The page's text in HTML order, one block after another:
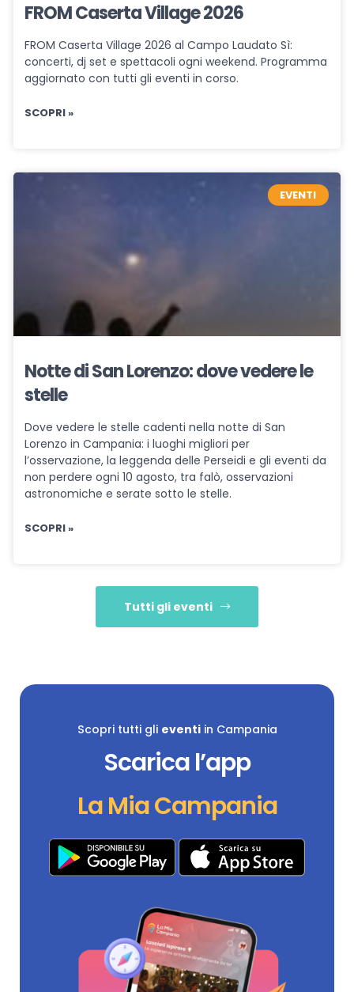
FROM Caserta Village 2026
FROM Caserta Village 2026 al Campo Laudato Sì:
concerti, dj set e spettacoli ogni weekend. Programma
aggiornato con tutti gli eventi in corso.
SCOPRI »
EVENTI
Notte di San Lorenzo: dove vedere le
stelle
Dove vedere le stelle cadenti nella notte di San
Lorenzo in Campania: i luoghi migliori per
l’osservazione, la leggenda delle Perseidi e gli eventi da
non perdere ogni 10 agosto, tra falò, osservazioni
astronomiche e serate sotto le stelle.
SCOPRI »
Tutti gli eventi
Scopri tutti gli eventiin Campania
Scarica l’app
La Mia Campania